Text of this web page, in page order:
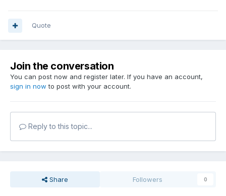
Quote
Join the conversation
You can post now and register later. If you have an account,
sign in now to post with your account.
Reply to this topic...
Share Followers 0